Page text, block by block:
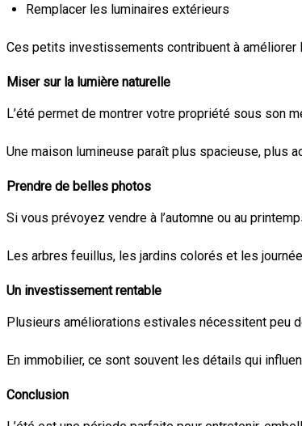
Remplacer les luminaires extérieurs
Ces petits investissements contribuent à améliorer
Miser sur la lumière naturelle
L’été permet de montrer votre propriété sous son
Une maison lumineuse paraît plus spacieuse, plus
Prendre de belles photos
Si vous prévoyez vendre à l’automne ou au
Les arbres feuillus, les jardins colorés et les
Un investissement rentable
Plusieurs améliorations estivales nécessitent peu
En immobilier, ce sont souvent les détails qui
Conclusion